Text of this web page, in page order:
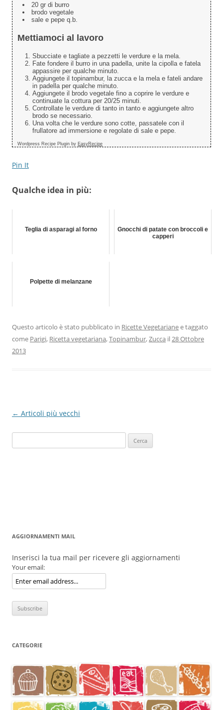
20 gr di burro
brodo vegetale
sale e pepe q.b.
Mettiamoci al lavoro
Sbucciate e tagliate a pezzetti le verdure e la mela.
Fate fondere il burro in una padella, unite la cipolla e fatela
appassire per qualche minuto.
Aggiungete il topinambur, la zucca e la mela e fateli andare
in padella per qualche minuto.
Aggiungete il brodo vegetale fino a coprire le verdure e
continuate la cottura per 20/25 minuti.
Controllate le verdure di tanto in tanto e aggiungete altro
brodo se necessario.
Una volta che le verdure sono cotte, passatele con il
frullatore ad immersione e regolate di sale e pepe.
Wordpress Recipe Plugin by EasyRecipe
Pin It
Qualche idea in più:
Teglia di asparagi al forno
Gnocchi di patate con broccoli e
capperi
Polpette di melanzane
Questo articolo è stato pubblicato in Ricette Vegetarianee taggato
come Parigi, Ricetta vegetariana,Topinambur,Zucca il28 Ottobre
2013
Navigazione
← Articoli più vecchi
per:
AGGIORNAMENTI MAIL
Inserisci la tua mail per ricevere gli aggiornamenti
Your email:
CATEGORIE